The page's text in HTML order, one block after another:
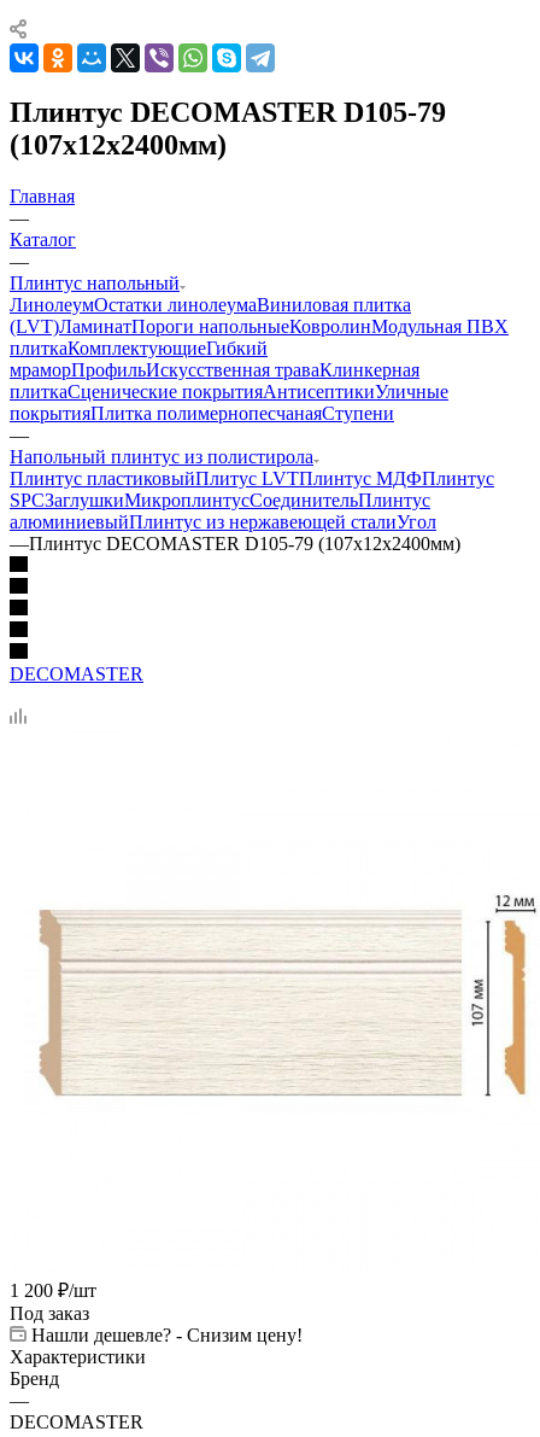
Плинтус DECOMASTER D105-79
(107х12х2400мм)
Главная
—
Каталог
—
Плинтус напольный
ЛинолеумОстатки линолеумаВиниловая плитка
(LVT)ЛаминатПороги напольныеКовролинМодульная ПВХ
плиткаКомплектующиеГибкий
мраморПрофильИскусственная траваКлинкерная
плиткаСценические покрытияАнтисептикиУличные
покрытияПлитка полимернопесчанаяСтупени
—
Напольный плинтус из полистирола
Плинтус пластиковыйПлитус LVTПлинтус МДФПлинтус
SPCЗаглушкиМикроплинтусСоединительПлинтус
алюминиевыйПлинтус из нержавеющей сталиУгол
—Плинтус DECOMASTER D105-79 (107х12х2400мм)
DECOMASTER
1 200 ₽/шт
Под заказ
Нашли дешевле? - Снизим цену!
Характеристики
Бренд
—
DECOMASTER